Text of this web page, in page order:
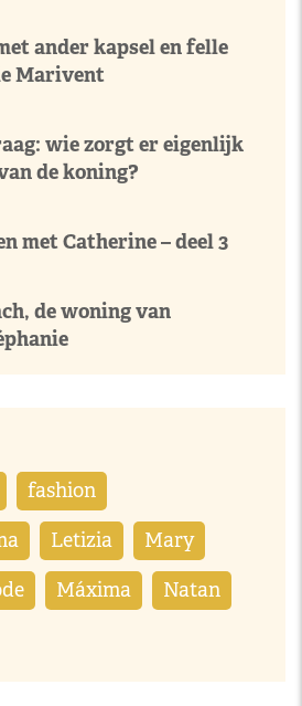
ander kapsel en felle
Marivent
wie zorgt er eigenlijk
de koning?
met Catherine – deel 3
de woning van
fashion
Letizia Mary
Máxima Natan